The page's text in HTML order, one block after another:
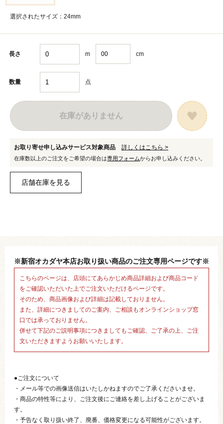
選択されたサイズ：24mm
長さ m cm
数量 点
在庫がありません
お取り寄せ申し込みサービス対象商品 詳しくはこちら >
在庫数以上のご注文をご希望の場合は専用フォームからお申し込みください。
※新宿オカダヤ本店お取り扱い商品のご注文専用ページです※
こちらのページは、店頭にてあらかじめ商品詳細および商品コード
をご確認いただいた上でご注文いただけるページです。
そのため、商品画像および詳細は記載しておりません。
また、詳細につきましてのご案内、ご相談もオンラインショップ窓
口では承っておりません。
併せて下記のご説明事項につきましてもご確認、ご了承の上、ご注
文いただきますようお願いいたします。
●ご注文について
・メール等での画像送信はいたしかねますのでご了承くださいませ。
・商品の特性等により、ご注文後にご連絡を差し上げることがございま
す。
・予告なく取り扱い終了、廃番、価格変更になる可能性がございます。